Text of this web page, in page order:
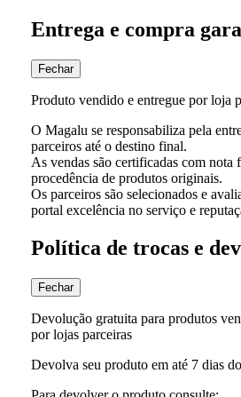
Entrega e compra
Fechar
Produto vendido e entregue por loja
O Magalu se responsabiliza pela
parceiros até o destino final.
As vendas são certificadas com nota
procedência de produtos originais.
Os parceiros são selecionados e
portal excelência no serviço e
Política de trocas e
Fechar
Devolução gratuita para produtos
por lojas parceiras
Devolva seu produto em até 7 dias